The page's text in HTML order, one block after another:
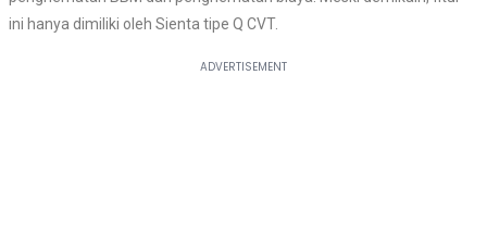
ini hanya dimiliki oleh Sienta tipe Q CVT.